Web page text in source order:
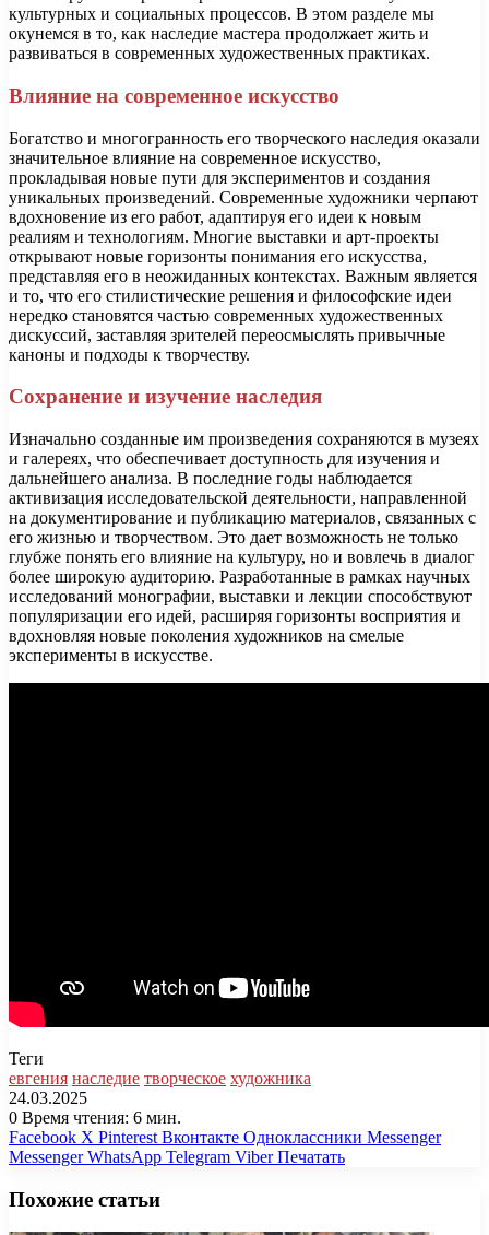
культурных и социальных процессов. В этом разделе мы
окунемся в то, как наследие мастера продолжает жить и
развиваться в современных художественных практиках.
Влияние на современное искусство
Богатство и многогранность его творческого наследия оказали
значительное влияние на современное искусство,
прокладывая новые пути для экспериментов и создания
уникальных произведений. Современные художники черпают
вдохновение из его работ, адаптируя его идеи к новым
реалиям и технологиям. Многие выставки и арт-проекты
открывают новые горизонты понимания его искусства,
представляя его в неожиданных контекстах. Важным является
и то, что его стилистические решения и философские идеи
нередко становятся частью современных художественных
дискуссий, заставляя зрителей переосмыслять привычные
каноны и подходы к творчеству.
Сохранение и изучение наследия
Изначально созданные им произведения сохраняются в музеях
и галереях, что обеспечивает доступность для изучения и
дальнейшего анализа. В последние годы наблюдается
активизация исследовательской деятельности, направленной
на документирование и публикацию материалов, связанных с
его жизнью и творчеством. Это дает возможность не только
глубже понять его влияние на культуру, но и вовлечь в диалог
более широкую аудиторию. Разработанные в рамках научных
исследований монографии, выставки и лекции способствуют
популяризации его идей, расширяя горизонты восприятия и
вдохновляя новые поколения художников на смелые
эксперименты в искусстве.
Теги
евгения наследие творческое художника
24.03.2025
0 Время чтения: 6 мин.
Facebook X Pinterest Вконтакте Одноклассники Messenger
Messenger WhatsApp Telegram Viber Печатать
Похожие статьи